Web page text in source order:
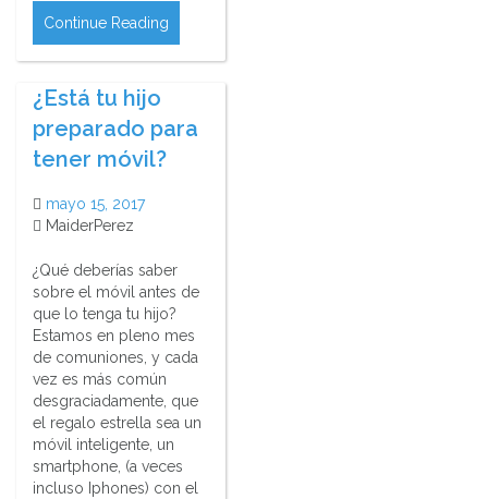
Continue Reading
¿Está tu hijo
preparado para
tener móvil?
mayo 15, 2017
MaiderPerez
¿Qué deberías saber
sobre el móvil antes de
que lo tenga tu hijo?
Estamos en pleno mes
de comuniones, y cada
vez es más común
desgraciadamente, que
el regalo estrella sea un
móvil inteligente, un
smartphone, (a veces
incluso Iphones) con el